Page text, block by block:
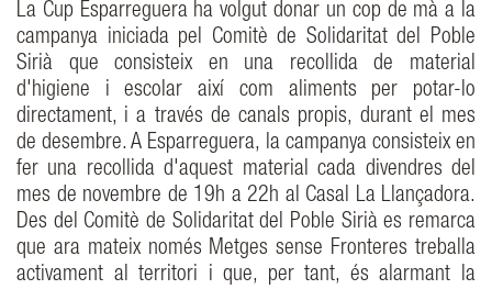
La Cup Esparreguera ha volgut donar un cop de mà a la
campanya iniciada pel Comitè de Solidaritat del Poble
Sirià que consisteix en una recollida de material
d'higiene i escolar així com aliments per potar-lo
directament, i a través de canals propis, durant el mes
de desembre. A Esparreguera, la campanya consisteix en
fer una recollida d'aquest material cada divendres del
mes de novembre de 19h a 22h al Casal La Llançadora.
Des del Comitè de Solidaritat del Poble Sirià es remarca
que ara mateix només Metges sense Fronteres treballa
activament al territori i que, per tant, és alarmant la